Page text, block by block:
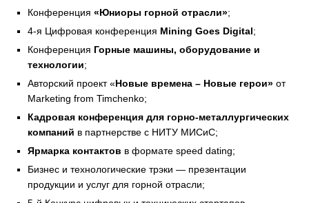
Конференция «Юниоры горной отрасли»;
4-я Цифровая конференция Mining Goes Digital;
Конференция Горные машины, оборудование и
технологии;
Авторский проект«Новые времена – Новые герои» от
Marketing from Timchenko;
Кадровая конференция для горно-металлургических
компаний в партнерстве с НИТУ МИСиС;
Ярмарка контактов в формате speed dating;
Бизнес и технологические трэки — презентации
продукции и услуг для горной отрасли;